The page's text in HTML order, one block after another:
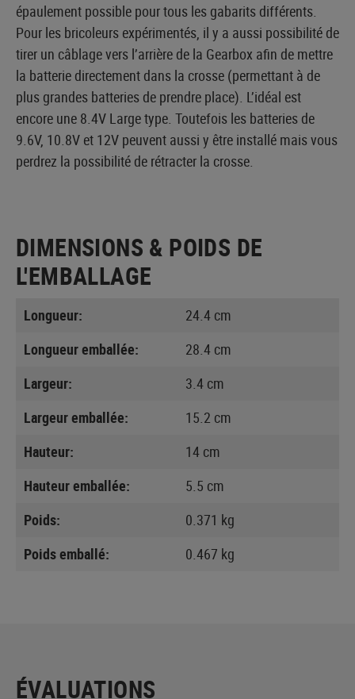
épaulement possible pour tous les gabarits différents.
Pour les bricoleurs expérimentés, il y a aussi possibilité de
tirer un câblage vers l’arrière de la Gearbox afin de mettre
la batterie directement dans la crosse (permettant à de
plus grandes batteries de prendre place). L’idéal est
encore une 8.4V Large type. Toutefois les batteries de
9.6V, 10.8V et 12V peuvent aussi y être installé mais vous
perdrez la possibilité de rétracter la crosse.
DIMENSIONS & POIDS DE
L'EMBALLAGE
Longueur:
24.4 cm
Longueur emballée:
28.4 cm
Largeur:
3.4 cm
Largeur emballée:
15.2 cm
Hauteur:
14 cm
Hauteur emballée:
5.5 cm
Poids:
0.371 kg
Poids emballé:
0.467 kg
ÉVALUATIONS